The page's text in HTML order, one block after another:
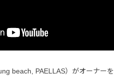
beach, PAELLAS）がオーナー